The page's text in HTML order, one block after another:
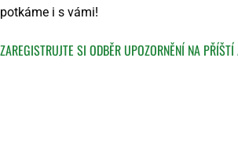
potkáme i s vámi!
ZAREGISTRUJTE SI ODBĚR UPOZORNĚNÍ NA PŘÍŠTÍ